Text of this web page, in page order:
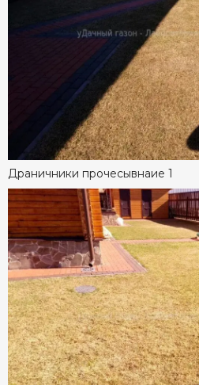
Драничники прочесывнаие 1